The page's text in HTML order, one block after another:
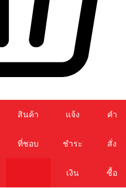
สินค้า
ที่ชอบ
แจ้ง
ชำระ
เงิน
คำ
สั่ง
ซื้อ